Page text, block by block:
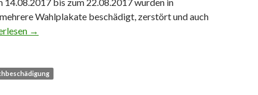
Wahlplakate beschädigt, zerstört und auch
AfD Plakate beschädigt
→